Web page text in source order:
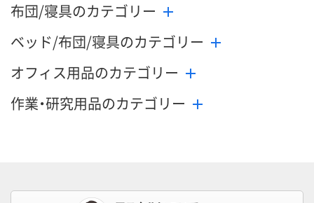
布団/寝具のカテゴリー
ベッド/布団/寝具のカテゴリー
オフィス用品のカテゴリー
作業・研究用品のカテゴリー